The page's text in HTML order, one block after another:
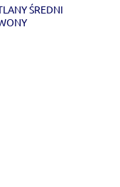
ŚREDNI